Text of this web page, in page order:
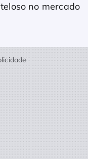
no mercado